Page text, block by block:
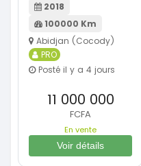
2018
100000 Km
Abidjan (Cocody)
PRO
Posté il y a 4 jours
11 000 000
FCFA
En vente
Voir détails